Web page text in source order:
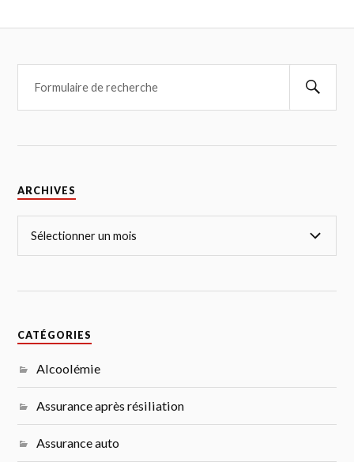
ARCHIVES
CATÉGORIES
Alcoolémie
Assurance après résiliation
Assurance auto